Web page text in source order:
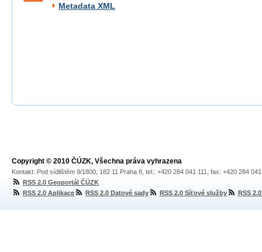
Metadata XML
Copyright © 2010 ČÚZK, Všechna práva vyhrazena
Kontakt: Pod sídlištěm 9/1800, 182 11 Praha 8, tel.: +420 284 041 111, fax: +420 284
RSS 2.0 Geoportál ČÚZK
RSS 2.0 Aplikace
RSS 2.0 Datové sady RSS 2.0 Síťové služby RSS